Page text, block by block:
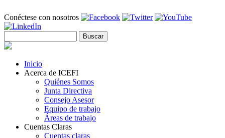
Conéctese con nosotros
Formulario de búsqueda
Inicio
Acerca de ICEFI
Quiénes Somos
Junta Directiva
Consejo Asesor
Equipo de trabajo
Áreas de trabajo
Cuentas Claras
Cuentas claras